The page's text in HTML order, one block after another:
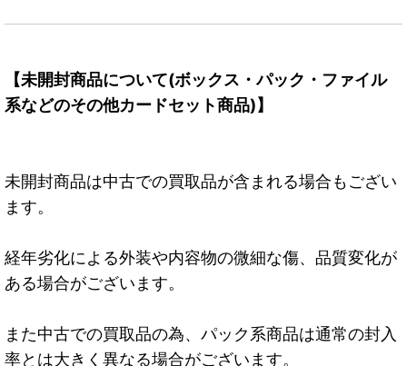
【未開封商品について(ボックス・パック・ファイル
系などのその他カードセット商品)】
未開封商品は中古での買取品が含まれる場合もござい
ます。
経年劣化による外装や内容物の微細な傷、品質変化が
ある場合がございます。
また中古での買取品の為、パック系商品は通常の封入
率とは大きく異なる場合がございます。